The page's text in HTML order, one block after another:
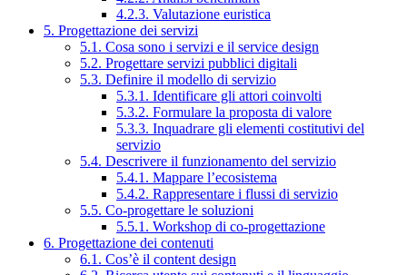
4.2.3. Valutazione euristica
5. Progettazione dei servizi
5.1. Cosa sono i servizi e il service design
5.2. Progettare servizi pubblici digitali
5.3. Definire il modello di servizio
5.3.1. Identificare gli attori coinvolti
5.3.2. Formulare la proposta di valore
5.3.3. Inquadrare gli elementi costitutivi del
servizio
5.4. Descrivere il funzionamento del servizio
5.4.1. Mappare l’ecosistema
5.4.2. Rappresentare i flussi di servizio
5.5. Co-progettare le soluzioni
5.5.1. Workshop di co-progettazione
6. Progettazione dei contenuti
6.1. Cos’è il content design